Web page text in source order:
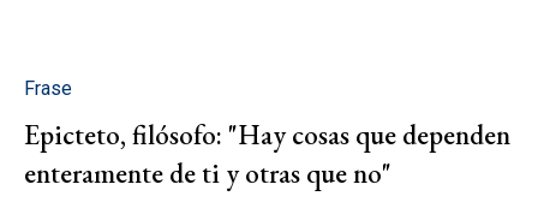
Frase
Epicteto, filósofo: "Hay cosas que dependen
enteramente de ti y otras que no"